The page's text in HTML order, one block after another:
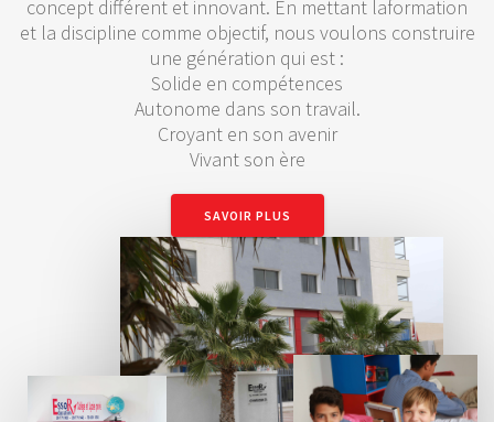
concept différent et innovant. En mettant laformation
et la discipline comme objectif, nous voulons construire
une génération qui est :
Solide en compétences
Autonome dans son travail.
Croyant en son avenir
Vivant son ère
SAVOIR PLUS